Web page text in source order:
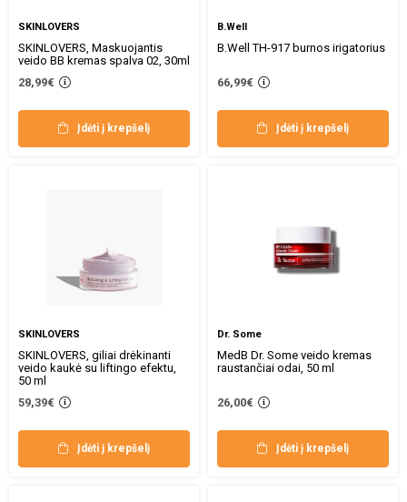
SKINLOVERS
SKINLOVERS, Maskuojantis
veido BB kremas spalva 02, 30ml
28,99€
Įdėti į krepšelį
B.Well
B.Well TH-917 burnos irigatorius
66,99€
Įdėti į krepšelį
SKINLOVERS
SKINLOVERS, giliai drėkinanti
veido kaukė su liftingo efektu,
50 ml
59,39€
Įdėti į krepšelį
Dr. Some
MedB Dr. Some veido kremas
raustančiai odai, 50 ml
26,00€
Įdėti į krepšelį